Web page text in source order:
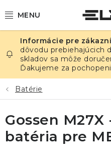
na
ELEKTRINA
TEPLOTA A VLHKOSŤ
TLAK A ÚNIKY
ZÁZNAMNÍKY
dôvodu prebiehajúcich
skladov sa môže
Ďakujeme za
Batérie
Gossen
batéria pre